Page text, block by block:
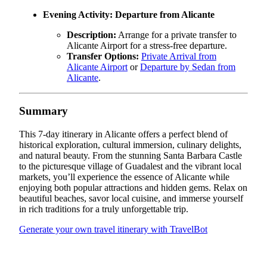
Evening Activity: Departure from Alicante
Description: Arrange for a private transfer to
Alicante Airport for a stress-free departure.
Transfer Options: Private Arrival from
Alicante Airport orDeparture by Sedan from
Alicante.
Summary
This 7-day itinerary in Alicante offers a perfect blend of
historical exploration, cultural immersion, culinary delights,
and natural beauty. From the stunning Santa Barbara Castle
to the picturesque village of Guadalest and the vibrant local
markets, you’ll experience the essence of Alicante while
enjoying both popular attractions and hidden gems. Relax on
beautiful beaches, savor local cuisine, and immerse yourself
in rich traditions for a truly unforgettable trip.
Generate your own travel itinerary with TravelBot